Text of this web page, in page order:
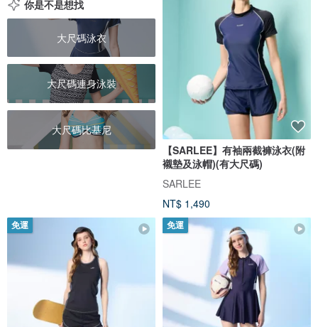
你是不是想找
大尺碼泳衣
大尺碼連身泳裝
大尺碼比基尼
【SARLEE】有袖兩截褲泳衣(附
襯墊及泳帽)(有大尺碼)
SARLEE
NT$ 1,490
免運 免運